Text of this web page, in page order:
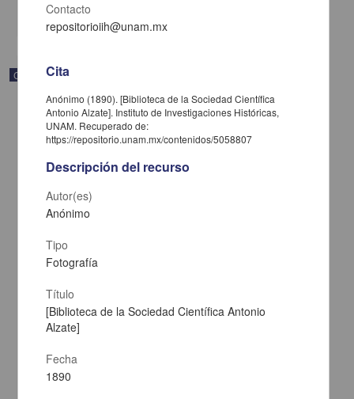
Correspondencia postal
Carta de José María Maytorena a Francisco I. Madero en la que
informa se irá a la costa por prescripción médica
Maytorena, José María
Multidisciplina
Contacto
repositorioiih@unam.mx
Cita
Anónimo (1890). [Biblioteca de la Sociedad Científica
Antonio Alzate]. Instituto de Investigaciones Históricas,
UNAM. Recuperado de:
https://repositorio.unam.mx/contenidos/5058807
Descripción del recurso
Autor(es)
Anónimo
Tipo
Fotografía
Título
[Biblioteca de la Sociedad Científica Antonio
Alzate]
Fecha
1890